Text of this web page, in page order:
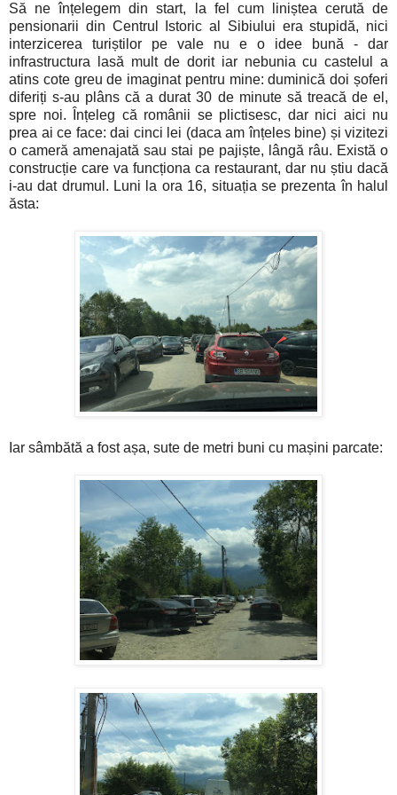
Să ne înțelegem din start, la fel cum liniștea cerută de
pensionarii din Centrul Istoric al Sibiului era stupidă, nici
interzicerea turiștilor pe vale nu e o idee bună - dar
infrastructura lasă mult de dorit iar nebunia cu castelul a
atins cote greu de imaginat pentru mine: duminică doi șoferi
diferiți s-au plâns că a durat 30 de minute să treacă de el,
spre noi. Înțeleg că românii se plictisesc, dar nici aici nu
prea ai ce face: dai cinci lei (daca am înțeles bine) și vizitezi
o cameră amenajată sau stai pe pajiște, lângă râu. Există o
construcție care va funcționa ca restaurant, dar nu știu dacă
i-au dat drumul. Luni la ora 16, situația se prezenta în halul
ăsta:
Iar sâmbătă a fost așa, sute de metri buni cu mașini parcate: